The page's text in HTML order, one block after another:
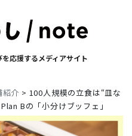
応援するメディアサイト
紹介 > 100人規模の立食は“皿な
Bの「小分けブッフェ」